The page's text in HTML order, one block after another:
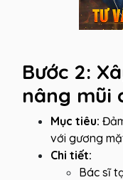
Bước 2:
nâng mũi
Mục tiêu:
với gương
Chi tiết:
Bác sĩ